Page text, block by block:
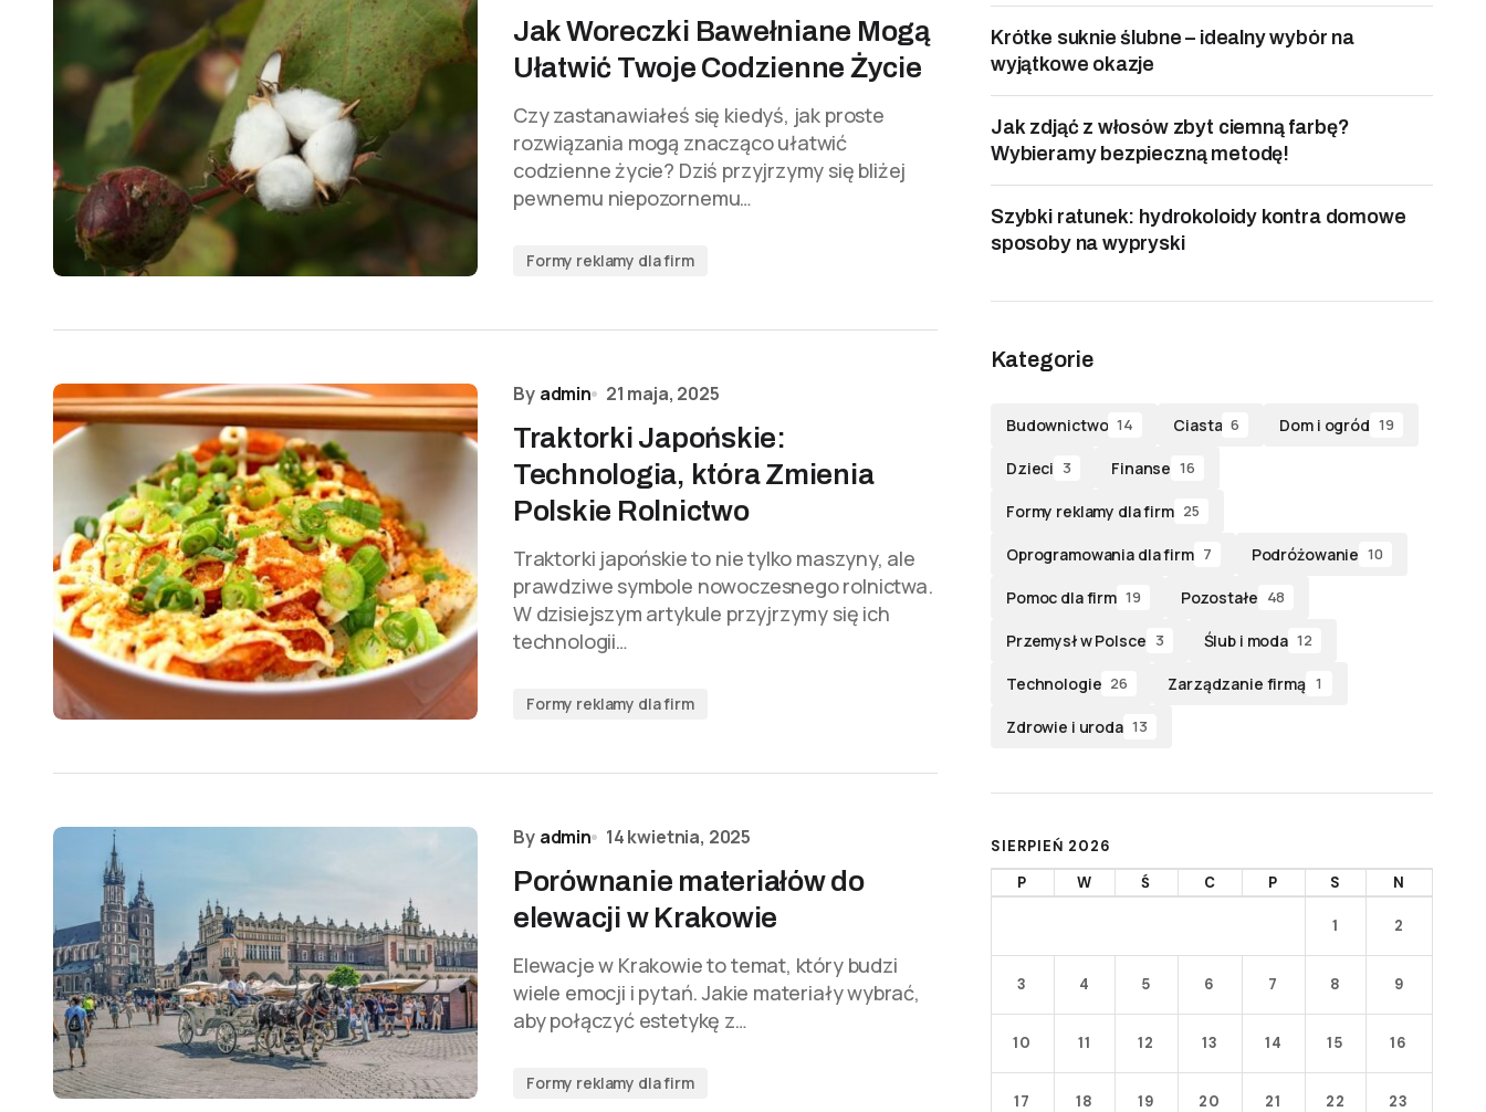
Jak Woreczki Bawełniane Mogą
Ułatwić Twoje Codzienne Życie
Czy zastanawiałeś się kiedyś, jak proste
rozwiązania mogą znacząco ułatwić
codzienne życie? Dziś przyjrzymy się bliżej
pewnemu niepozornemu…
Formy reklamy dla firm
By admin 21 maja, 2025
Traktorki Japońskie:
Technologia, która Zmienia
Polskie Rolnictwo
Traktorki japońskie to nie tylko maszyny, ale
prawdziwe symbole nowoczesnego rolnictwa.
W dzisiejszym artykule przyjrzymy się ich
technologii…
Formy reklamy dla firm
By admin 14 kwietnia, 2025
Porównanie materiałów do
elewacji w Krakowie
Elewacje w Krakowie to temat, który budzi
wiele emocji i pytań. Jakie materiały wybrać,
aby połączyć estetykę z…
Formy reklamy dla firm
Krótke suknie ślubne – idealny wybór na
wyjątkowe okazje
Jak zdjąć z włosów zbyt ciemną farbę?
Wybieramy bezpieczną metodę!
Szybki ratunek: hydrokoloidy kontra domowe
sposoby na wypryski
Kategorie
Budownictwo 14 Ciasta 6 Dom i ogród 19
Dzieci 3 Finanse 16
Formy reklamy dla firm 25
Oprogramowania dla firm 7 Podróżowanie 10
Pomoc dla firm 19 Pozostałe 48
Przemysł w Polsce 3 Ślub i moda 12
Technologie 26 Zarządzanie firmą 1
Zdrowie i uroda 13
SIERPIEŃ 2026
P
W Ś C P S N
1 2
3 4 5 6 7 8 9
10 11 12 13 14 15 16
17 18 19 20 21 22 23